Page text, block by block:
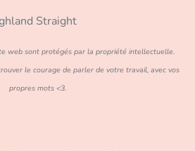
Straight
web sont protégés par la propriété intellectuelle.
le courage de parler de votre travail, avec vos
propres mots <3.